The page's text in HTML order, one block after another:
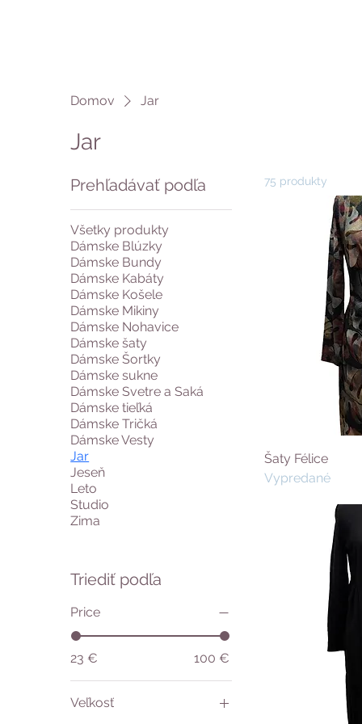
Domov Jar
Jar
Prehľadávať podľa
Všetky produkty
Dámske Blúzky
Dámske Bundy
Dámske Kabáty
Dámske Košele
Dámske Mikiny
Dámske Nohavice
Dámske šaty
Dámske Šortky
Dámske sukne
Dámske Svetre a Saká
Dámske tieľká
Dámske Tričká
Dámske Vesty
Jar
Jeseň
Leto
Studio
Zima
Triediť podľa
Price
23 € 100 €
Veľkosť
75 produkty
Šaty Félice
Vypredané